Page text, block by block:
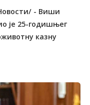
- Виши
је 25-годишњег
казну